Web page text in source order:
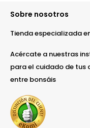
Sobre nosotros
Tienda especializada
Acércate a nuestras
para el cuidado de
entre bonsáis